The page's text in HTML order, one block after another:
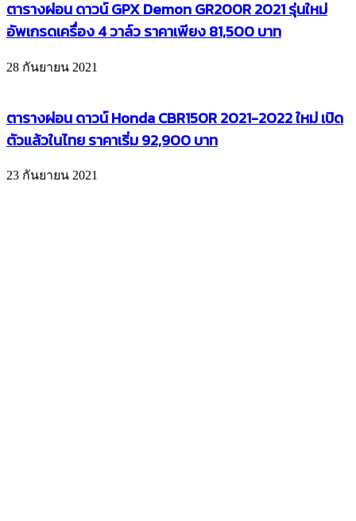
ตารางผ่อน ดาวน์ GPX Demon GR200R 2021 รุ่นใหม่
อัพเกรดเครื่อง 4 วาล์ว ราคาเพียง 81,500 บาท
28 กันยายน 2021
ตารางผ่อน ดาวน์ Honda CBR150R 2021-2022 ใหม่ เปิด
ตัวแล้วในไทย ราคาเริ่ม 92,900 บาท
23 กันยายน 2021